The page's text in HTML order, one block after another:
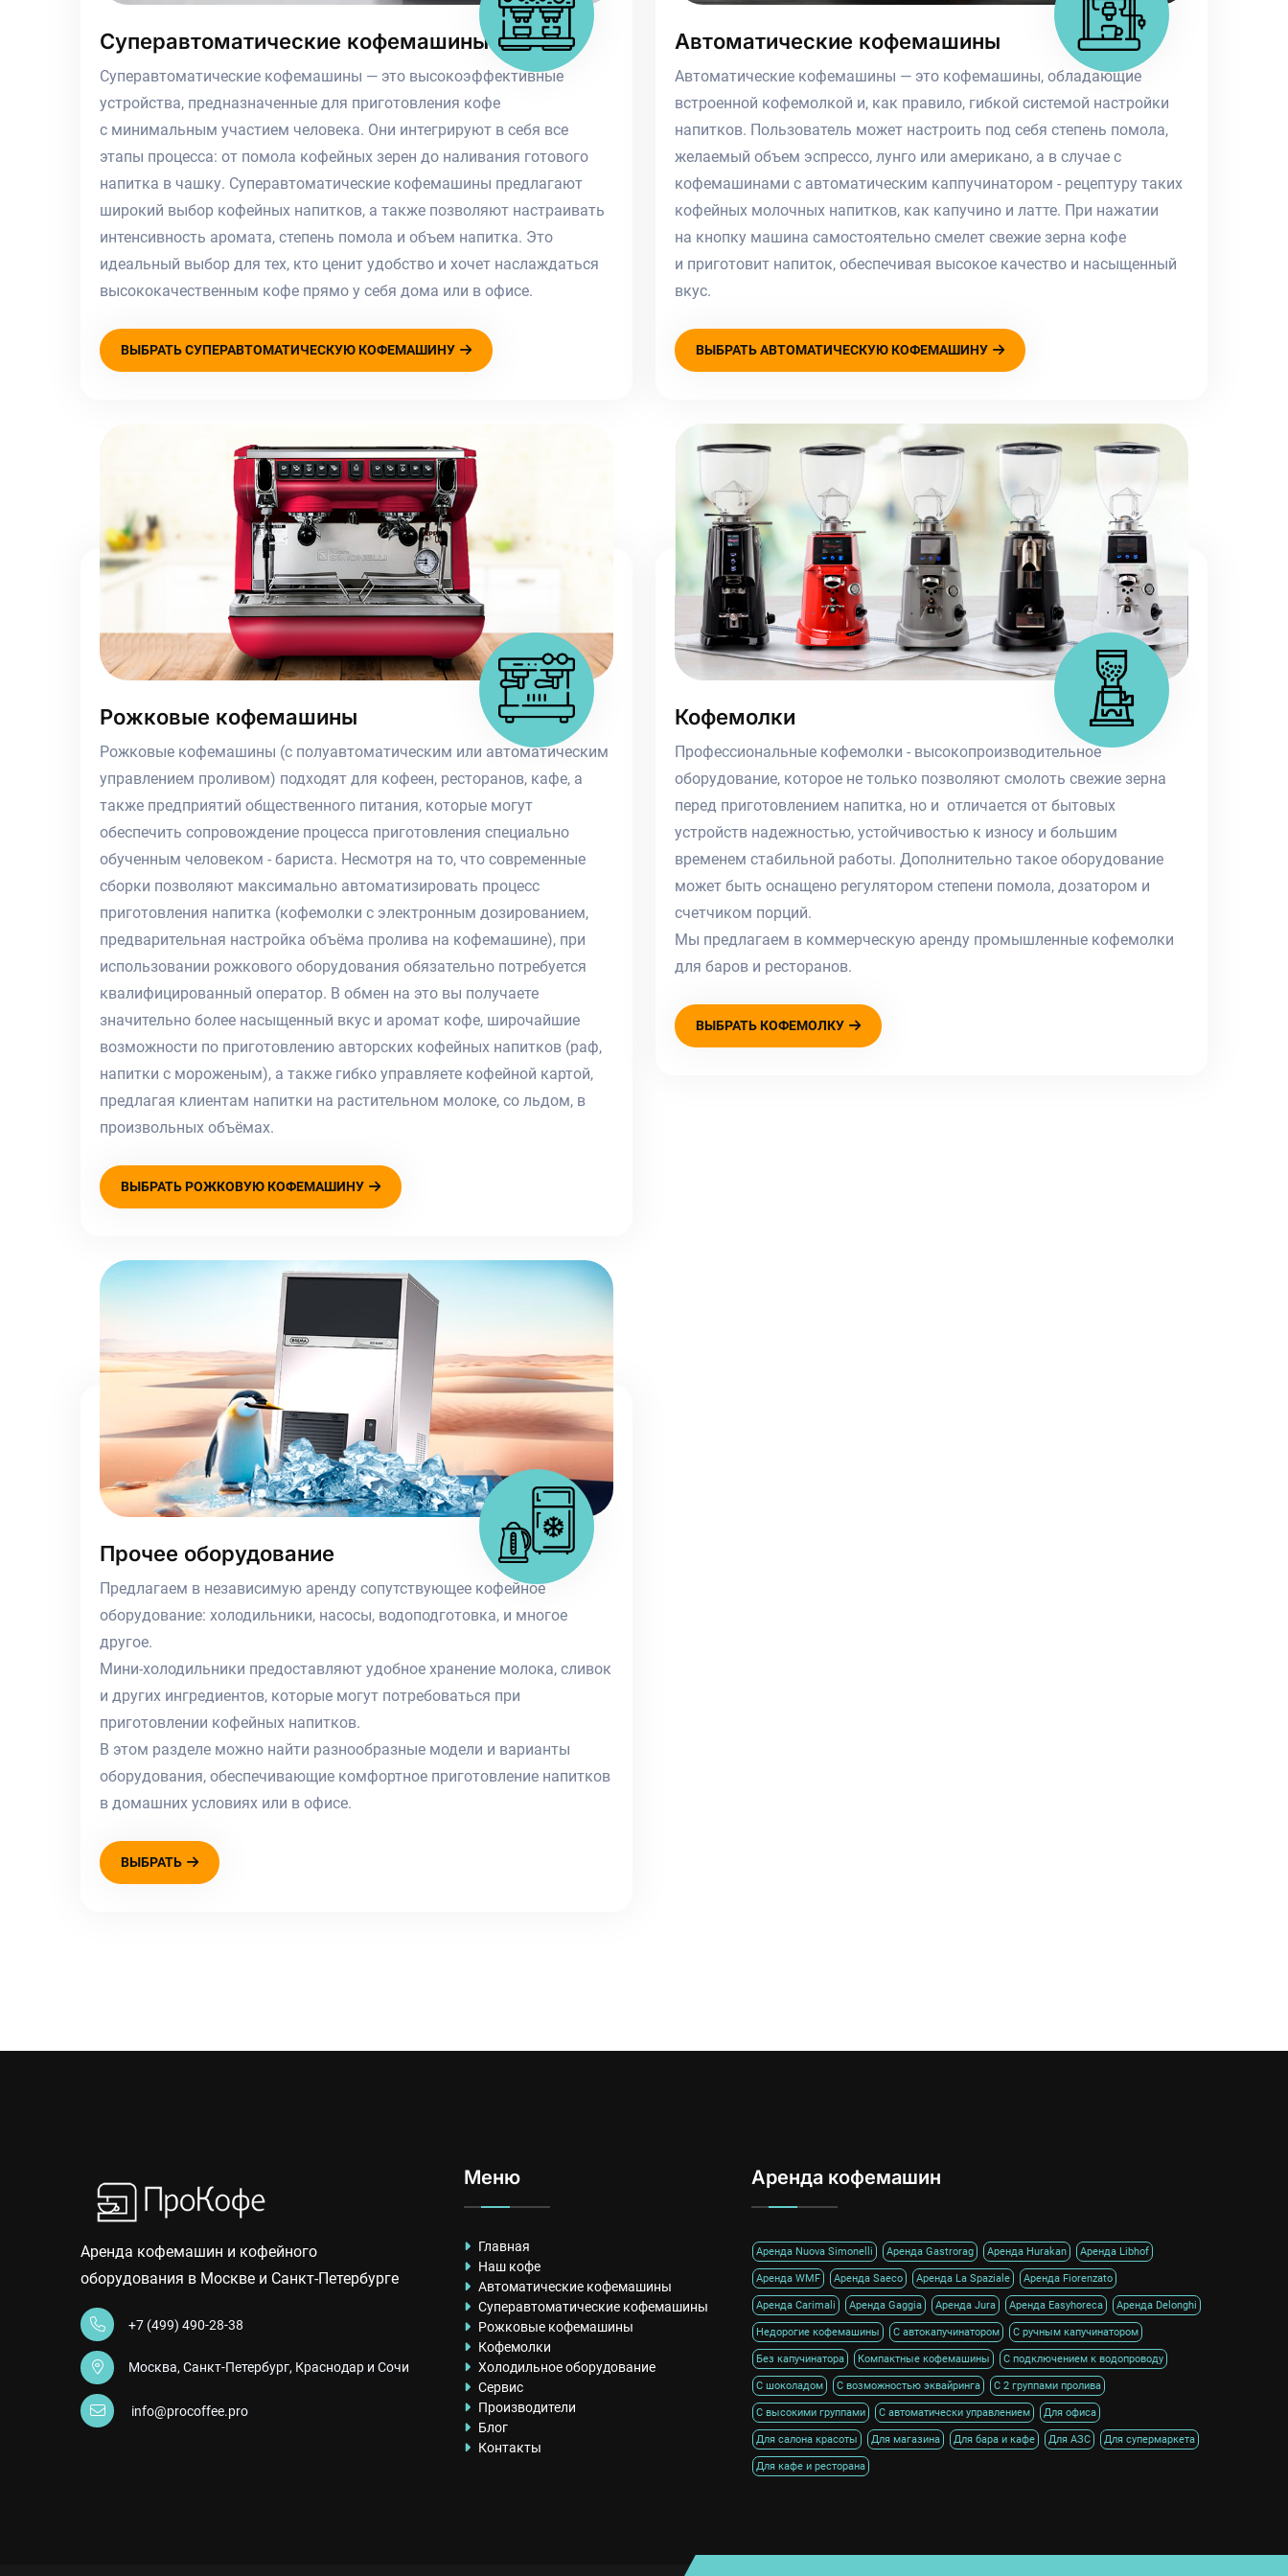
Суперавтоматические кофемашины
Суперавтоматические кофемашины — это высокоэффективные
устройства, предназначенные для приготовления кофе
с минимальным участием человека. Они интегрируют в себя все
этапы процесса: от помола кофейных зерен до наливания готового
напитка в чашку. Суперавтоматические кофемашины предлагают
широкий выбор кофейных напитков, а также позволяют настраивать
интенсивность аромата, степень помола и объем напитка. Это
идеальный выбор для тех, кто ценит удобство и хочет наслаждаться
высококачественным кофе прямо у себя дома или в офисе.
ВЫБРАТЬ СУПЕРАВТОМАТИЧЕСКУЮ КОФЕМАШИНУ
Автоматические кофемашины
Автоматические кофемашины — это кофемашины, обладающие
встроенной кофемолкой и, как правило, гибкой системой настройки
напитков. Пользователь может настроить под себя степень помола,
желаемый объем эспрессо, лунго или американо, а в случае с
кофемашинами с автоматическим каппучинатором - рецептуру таких
кофейных молочных напитков, как капучино и латте. При нажатии
на кнопку машина самостоятельно смелет свежие зерна кофе
и приготовит напиток, обеспечивая высокое качество и насыщенный
вкус.
ВЫБРАТЬ АВТОМАТИЧЕСКУЮ КОФЕМАШИНУ
Рожковые кофемашины
Рожковые кофемашины (с полуавтоматическим или автоматическим
управлением проливом) подходят для кофеен, ресторанов, кафе, а
также предприятий общественного питания, которые могут
обеспечить сопровождение процесса приготовления специально
обученным человеком - бариста. Несмотря на то, что современные
сборки позволяют максимально автоматизировать процесс
приготовления напитка (кофемолки с электронным дозированием,
предварительная настройка объёма пролива на кофемашине), при
использовании рожкового оборудования обязательно потребуется
квалифицированный оператор. В обмен на это вы получаете
значительно более насыщенный вкус и аромат кофе, широчайшие
возможности по приготовлению авторских кофейных напитков (раф,
напитки с мороженым), а также гибко управляете кофейной картой,
предлагая клиентам напитки на растительном молоке, со льдом, в
произвольных объёмах.
ВЫБРАТЬ РОЖКОВУЮ КОФЕМАШИНУ
Кофемолки
Профессиональные кофемолки - высокопроизводительное
оборудование, которое не только позволяют смолоть свежие зерна
перед приготовлением напитка, но и отличается от бытовых
устройств надежностью, устойчивостью к износу и большим
временем стабильной работы. Дополнительно такое оборудование
может быть оснащено регулятором степени помола, дозатором и
счетчиком порций.
Мы предлагаем в коммерческую аренду промышленные кофемолки
для баров и ресторанов.
ВЫБРАТЬ КОФЕМОЛКУ
Прочее оборудование
Предлагаем в независимую аренду сопутствующее кофейное
оборудование: холодильники, насосы, водоподготовка, и многое
другое.
Мини-холодильники предоставляют удобное хранение молока, сливок
и других ингредиентов, которые могут потребоваться при
приготовлении кофейных напитков.
В этом разделе можно найти разнообразные модели и варианты
оборудования, обеспечивающие комфортное приготовление напитков
в домашних условиях или в офисе.
ВЫБРАТЬ
Аренда кофемашин и кофейного
оборудования в Москве и Санкт-Петербурге
+7 (499) 490-28-38
Москва, Санкт-Петербург, Краснодар и Сочи
info@procoffee.pro
Меню
Главная
Наш кофе
Автоматические кофемашины
Суперавтоматические кофемашины
Рожковые кофемашины
Кофемолки
Холодильное оборудование
Сервис
Производители
Блог
Контакты
Аренда кофемашин
Аренда Nuova Simonelli Аренда Gastrorag Аренда Hurakan Аренда Libhof
Аренда WMF Аренда Saeco Аренда La Spaziale Аренда Fiorenzato
Аренда Carimali Аренда Gaggia Аренда Jura Аренда Easyhoreca Аренда Delonghi
Недорогие кофемашины С автокапучинатором С ручным капучинатором
Без капучинатора Компактные кофемашины С подключением к водопроводу
С шоколадом С возможностью эквайринга С 2 группами пролива
С высокими группами С автоматически управлением Для офиса
Для салона красоты Для магазина Для бара и кафе Для АЗС Для супермаркета
Для кафе и ресторана